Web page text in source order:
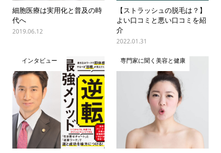
細胞医療は実用化と普及の時
代へ
2019.06.12
【ストラッシュの脱毛は？】
よい口コミと悪い口コミを紹
介
2022.01.31
インタビュー 専門家に聞く美容と健康